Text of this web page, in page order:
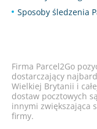
Sposoby śledzenia
Firma Parcel2Go
dostarczający
Wielkiej Brytanii i
dostaw pocztowych
innymi zwiększająca
firmy.